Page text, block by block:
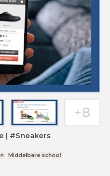
| #Sneakers
Middelbare school